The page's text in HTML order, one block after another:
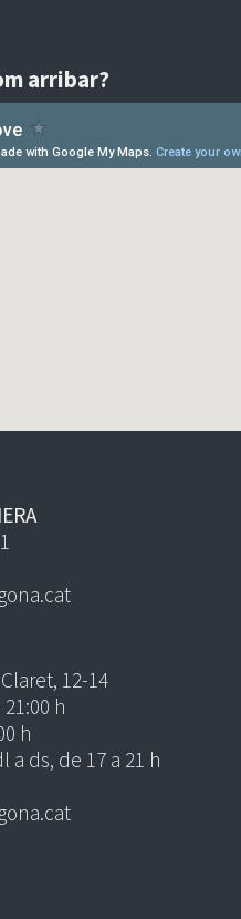
arribar?
12-14
h
h
a ds, de 17 a 21 h